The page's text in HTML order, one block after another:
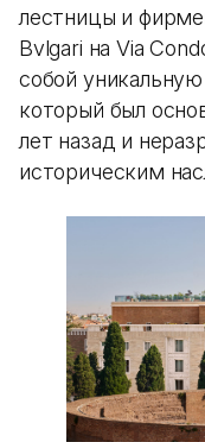
лестницы и
Bvlgari на Via
собой
который был
лет назад и
историческим